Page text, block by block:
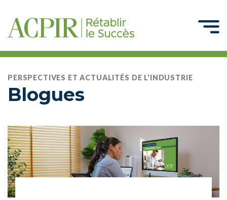
PERSPECTIVES ET ACTUALITÉS DE L'INDUSTRIE
Blogues